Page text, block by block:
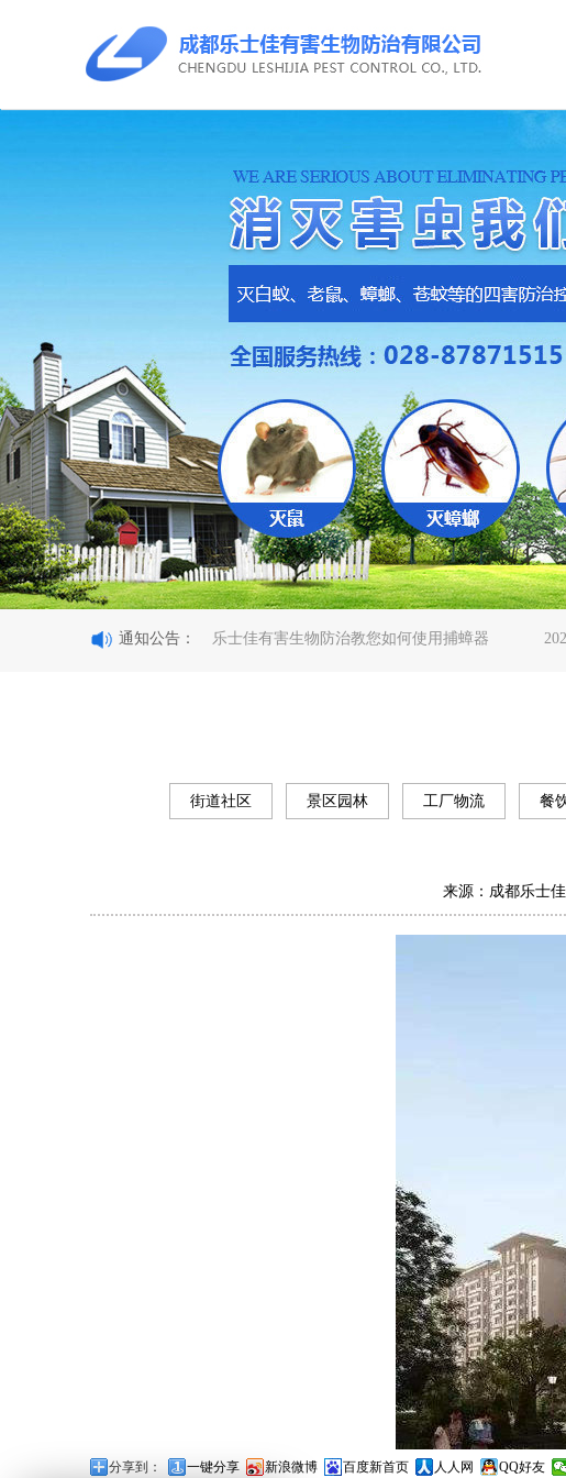
通知公告：
热烈祝贺公司成功获得行业最高A级资质证书
乐士佳有害生物防治教您如何使用捕蟑器
乐士佳公司教你如何快速消灭老鼠
2023-08-
成都乐士佳团队建设欢乐草原行
2022-08-17
街道社区 景区园林 工厂物流 餐
来源：成都乐士佳
分享到： 一键分享 新浪微博 百度新首页 人人网 QQ好友